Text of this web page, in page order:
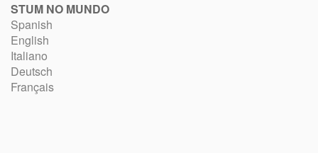
STUM NO MUNDO
Spanish
English
Italiano
Deutsch
Français